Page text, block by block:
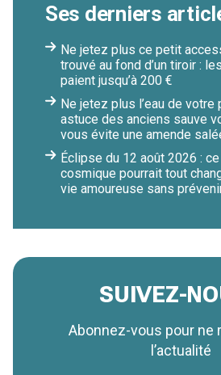
Ses derniers
Ne jetez plus ce petit
trouvé au fond d’un tiroir :
paient jusqu’à 200 €
Ne jetez plus l’eau de votre
astuce des anciens sauve
vous évite une amende
Éclipse du 12 août 2026 :
cosmique pourrait tout
vie amoureuse sans
SUIVEZ-
Abonnez-vous pour ne
l’actualité